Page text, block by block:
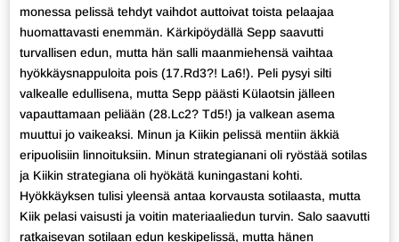
monessa pelissä tehdyt vaihdot auttoivat toista pelaajaa
huomattavasti enemmän. Kärkipöydällä Sepp saavutti
turvallisen edun, mutta hän salli maanmiehensä vaihtaa
hyökkäysnappuloita pois (17.Rd3?! La6!). Peli pysyi silti
valkealle edullisena, mutta Sepp päästi Külaotsin jälleen
vapauttamaan peliään (28.Lc2? Td5!) ja valkean asema
muuttui jo vaikeaksi. Minun ja Kiikin pelissä mentiin äkkiä
eripuolisiin linnoituksiin. Minun strategianani oli ryöstää sotilas
ja Kiikin strategiana oli hyökätä kuningastani kohti.
Hyökkäyksen tulisi yleensä antaa korvausta sotilaasta, mutta
Kiik pelasi vaisusti ja voitin materiaaliedun turvin. Salo saavutti
ratkaisevan sotilaan edun keskipelissä, mutta hänen